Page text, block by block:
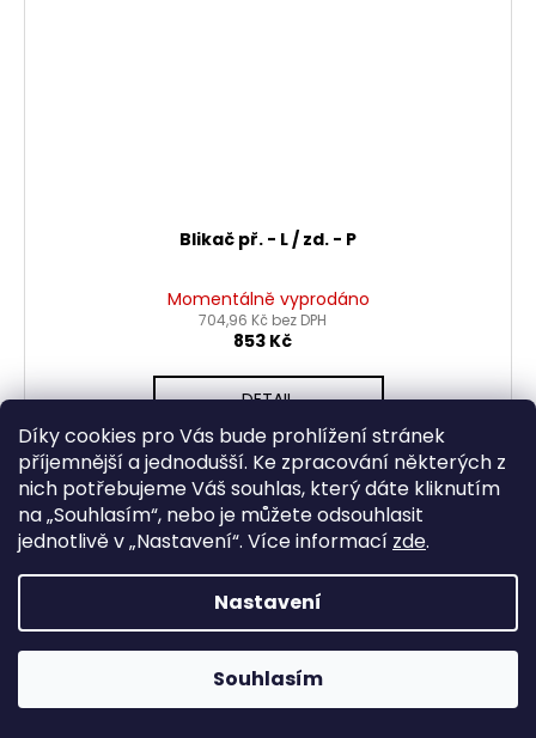
Díky cookies pro Vás bude prohlížení stránek
příjemnější a jednodušší. Ke zpracování některých z
nich potřebujeme Váš souhlas, který dáte kliknutím
na „Souhlasím“, nebo je můžete odsouhlasit
jednotlivě v „Nastavení“. Více informací zde.
Nastavení
Souhlasím
Blikač př. - L / zd. - P
Momentálně vyprodáno
704,96 Kč bez DPH
853 Kč
DETAIL